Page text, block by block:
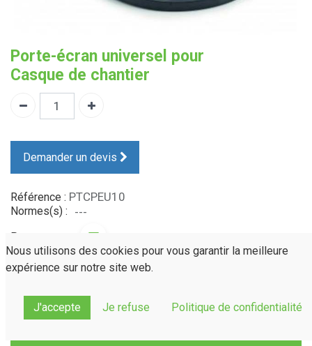
Porte-écran universel pour
Casque de chantier
Demander un devis
Référence : PTCPEU10
Normes(s) :
---
Partager sur :
Une question ?
Nous utilisons des cookies pour vous garantir la meilleure
expérience sur notre site web.
J'accepte Je refuse Politique de confidentialité